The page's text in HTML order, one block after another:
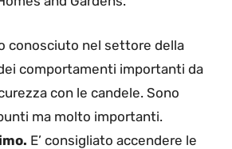
conosciuto nel settore della
comportamenti importanti da
con le candele. Sono
ma molto importanti.
E’ consigliato accendere le